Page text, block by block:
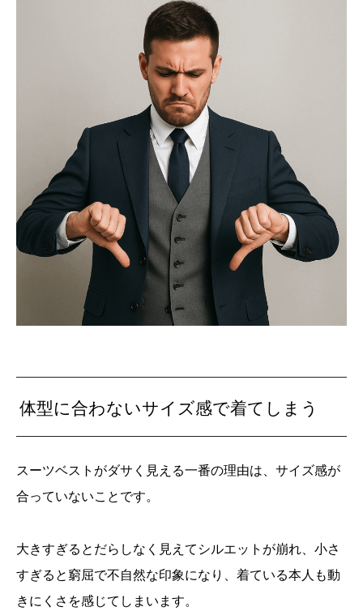
体型に合わないサイズ感で着てしまう
スーツベストがダサく見える一番の理由は、サイズ感が
合っていないことです。
大きすぎるとだらしなく見えてシルエットが崩れ、小さ
すぎると窮屈で不自然な印象になり、着ている本人も動
きにくさを感じてしまいます。